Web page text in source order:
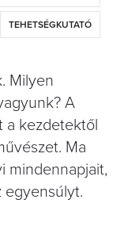
TEHETSÉGKUTATÓ
Milyen
A
a kezdetektől
Ma
mindennapjait,
egyensúlyt.